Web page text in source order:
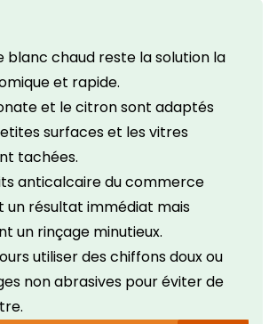
blanc chaud reste la solution la
et rapide.
et le citron sont adaptés
surfaces et les vitres
tachées.
anticalcaire du commerce
résultat immédiat mais
un rinçage minutieux.
utiliser des chiffons doux ou
non abrasives pour éviter de